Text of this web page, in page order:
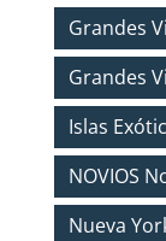
Grandes
Grandes
Islas
NOVIOS
Nueva